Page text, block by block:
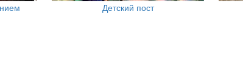
Детский пост